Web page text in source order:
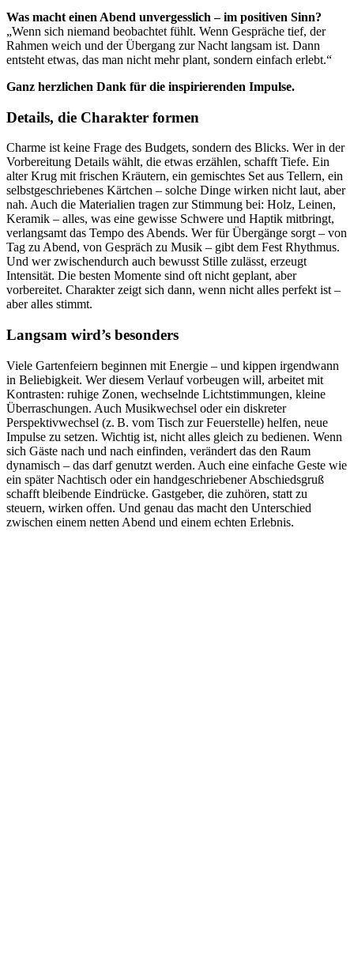
Was macht einen Abend unvergesslich – im positiven Sinn?
„Wenn sich niemand beobachtet fühlt. Wenn Gespräche tief, der
Rahmen weich und der Übergang zur Nacht langsam ist. Dann
entsteht etwas, das man nicht mehr plant, sondern einfach erlebt.“
Ganz herzlichen Dank für die inspirierenden Impulse.
Details, die Charakter formen
Charme ist keine Frage des Budgets, sondern des Blicks. Wer in der
Vorbereitung Details wählt, die etwas erzählen, schafft Tiefe. Ein
alter Krug mit frischen Kräutern, ein gemischtes Set aus Tellern, ein
selbstgeschriebenes Kärtchen – solche Dinge wirken nicht laut, aber
nah. Auch die Materialien tragen zur Stimmung bei: Holz, Leinen,
Keramik – alles, was eine gewisse Schwere und Haptik mitbringt,
verlangsamt das Tempo des Abends. Wer für Übergänge sorgt – von
Tag zu Abend, von Gespräch zu Musik – gibt dem Fest Rhythmus.
Und wer zwischendurch auch bewusst Stille zulässt, erzeugt
Intensität. Die besten Momente sind oft nicht geplant, aber
vorbereitet. Charakter zeigt sich dann, wenn nicht alles perfekt ist –
aber alles stimmt.
Langsam wird’s besonders
Viele Gartenfeiern beginnen mit Energie – und kippen irgendwann
in Beliebigkeit. Wer diesem Verlauf vorbeugen will, arbeitet mit
Kontrasten: ruhige Zonen, wechselnde Lichtstimmungen, kleine
Überraschungen. Auch Musikwechsel oder ein diskreter
Perspektivwechsel (z. B. vom Tisch zur Feuerstelle) helfen, neue
Impulse zu setzen. Wichtig ist, nicht alles gleich zu bedienen. Wenn
sich Gäste nach und nach einfinden, verändert das den Raum
dynamisch – das darf genutzt werden. Auch eine einfache Geste wie
ein später Nachtisch oder ein handgeschriebener Abschiedsgruß
schafft bleibende Eindrücke. Gastgeber, die zuhören, statt zu
steuern, wirken offen. Und genau das macht den Unterschied
zwischen einem netten Abend und einem echten Erlebnis.